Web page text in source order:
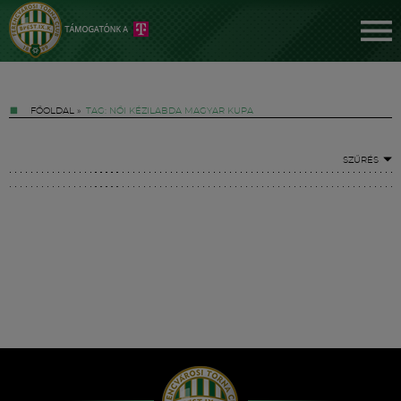
FŐOLDAL » TAG: NŐI KÉZILABDA MAGYAR KUPA
SZŰRÉS
Hírek